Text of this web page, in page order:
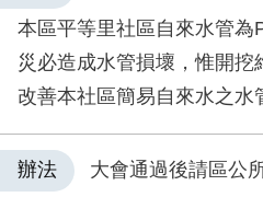
本區平等里社區自來水管
災必造成水管損壞，惟開
改善本社區簡易自來水之
辦法 大會通過後請區公